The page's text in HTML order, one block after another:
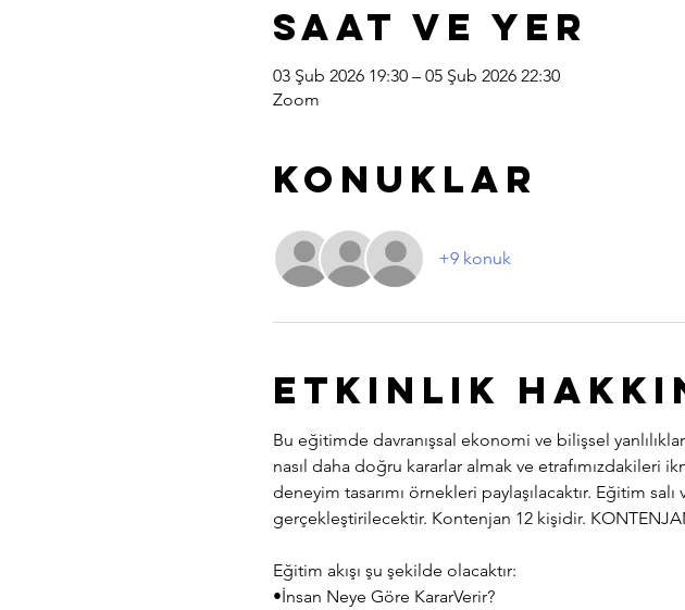
Saat ve Yer
03 Şub 2026 19:30 – 05 Şub 2026 22:30
Zoom
Konuklar
+9 konuk
Etkinlik
Bu eğitimde davranışsal ekonomi ve bilişsel
nasıl daha doğru kararlar almak ve etrafımızdakileri
deneyim tasarımı örnekleri paylaşılacaktır. Eğitim
gerçekleştirilecektir. Kontenjan 12 kişidir.
Eğitim akışı şu şekilde olacaktır:
•İnsan Neye Göre KararVerir?